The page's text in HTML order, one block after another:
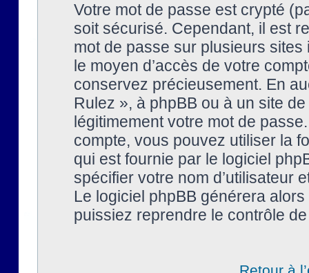
Votre mot de passe est crypté
soit sécurisé. Cependant, il est
mot de passe sur plusieurs
le moyen d’accès de votre
conservez précieusement. En
Rulez », à phpBB ou à un site
légitimement votre mot de
compte, vous pouvez utiliser la
qui est fournie par le logiciel
spécifier votre nom d’utilisateur
Le logiciel phpBB générera
puissiez reprendre le contrôle